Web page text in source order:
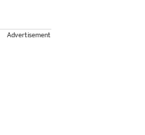
Advertisement